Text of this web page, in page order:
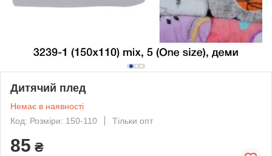
Дитячий плед
Немає в наявності
Код: Розміри: 150-110
Тільки опт
85 ₴